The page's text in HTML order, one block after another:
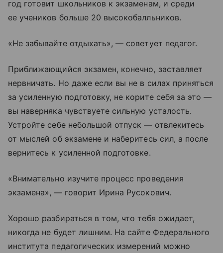
год готовит школьников к экзаменам, и среди
ее учеников больше 20 высокобалльников.
«Не забывайте отдыхать», — советует педагог.
Приближающийся экзамен, конечно, заставляет
нервничать. Но даже если вы не в силах приняться
за усиленную подготовку, не корите себя за это —
вы наверняка чувствуете сильную усталость.
Устройте себе небольшой отпуск — отвлекитесь
от мыслей об экзамене и наберитесь сил, а после
вернитесь к усиленной подготовке.
«Внимательно изучите процесс проведения
экзамена», — говорит Ирина Русокович.
Хорошо разбираться в том, что тебя ожидает,
никогда не будет лишним. На сайте Федерального
института педагогических измерений можно